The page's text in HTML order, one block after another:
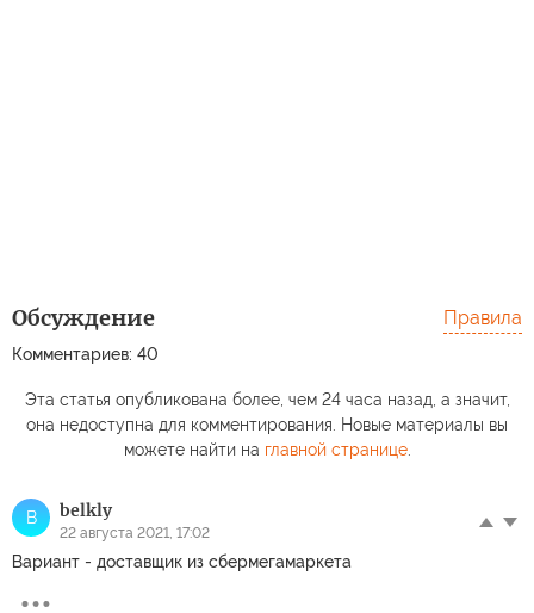
Обсуждение
Комментариев: 40
Правила
Эта статья опубликована более, чем 24 часа назад, а значит,
она недоступна для комментирования. Новые материалы вы
можете найти на главной странице.
B belkly
22 августа 2021, 17:02
Вариант - доставщик из сбермегамаркета